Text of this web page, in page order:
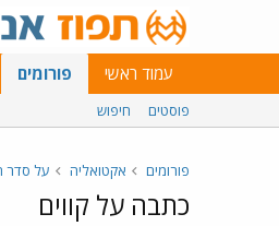
עמוד ראשי פורומים
פוסטים חיפוש
פורומים אקטואליה על סדר
כתבה על קווים